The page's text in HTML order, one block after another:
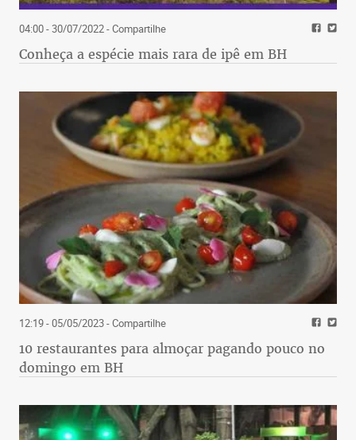
04:00 - 30/07/2022- Compartilhe
Conheça a espécie mais rara de ipê em BH
12:19 - 05/05/2023- Compartilhe
10 restaurantes para almoçar pagando pouco no
domingo em BH